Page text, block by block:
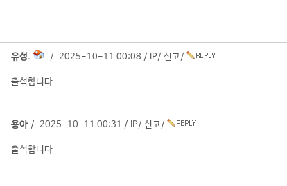
유성. / 2025-10-11 00:08 / IP/ 신고/
출석합니다
용아 / 2025-10-11 00:31 / IP/ 신고/
출석합니다